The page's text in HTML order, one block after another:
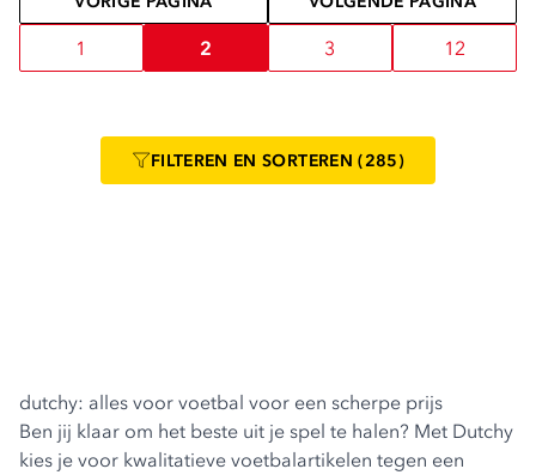
1 2 3 12
FILTEREN EN SORTEREN (285)
dutchy: alles voor voetbal voor een scherpe prijs
Ben jij klaar om het beste uit je spel te halen? Met Dutchy
kies je voor kwalitatieve voetbalartikelen tegen een